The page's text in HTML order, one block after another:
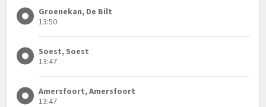
Groenekan, De Bilt
13:50
Soest, Soest
13:47
Amersfoort, Amersfoort
13:47